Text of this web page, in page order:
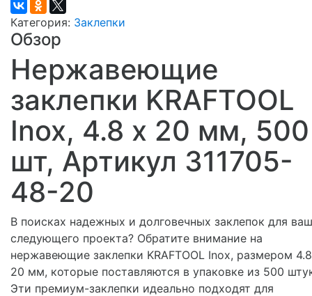
Категория: Заклепки
Обзор
Нержавеющие
заклепки KRAFTOOL
Inox, 4.8 х 20 мм, 500
шт, Артикул 311705-
48-20
В поисках надежных и долговечных заклепок для
следующего проекта? Обратите внимание на
нержавеющие заклепки KRAFTOOL Inox, размером
20 мм, которые поставляются в упаковке из 500
Эти премиум-заклепки идеально подходят для